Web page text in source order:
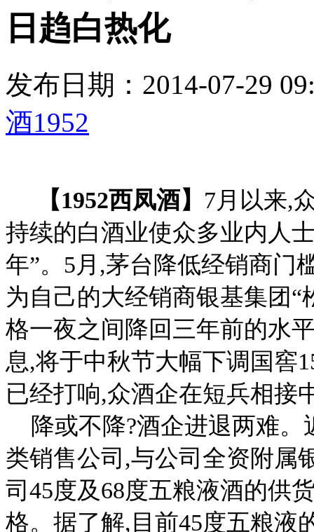
日趋白热化
发布日期：2014-07-29
酒1952
【1952西凤酒】 7月以来,
持续的白酒业使众多业内人
年”。5月,茅台降低经销商门
为自己的大经销商银基集团“
格一夜之间降回三年前的水
息,将于中秋节大幅下调国窖
已经打响,众酒企在短兵相接
降或不降?酒企进退两难。
类销售公司,与公司全资附属
司45度及68度五粮液酒的供
格。据了解,目前45度五粮液